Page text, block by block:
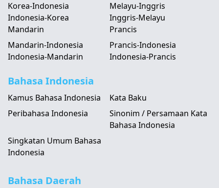
Korea-Indonesia
Indonesia-Korea
Melayu-Inggris
Inggris-Melayu
Mandarin
Mandarin-Indonesia
Indonesia-Mandarin
Prancis
Prancis-Indonesia
Indonesia-Prancis
Bahasa Indonesia
Kamus Bahasa Indonesia
Kata Baku
Peribahasa Indonesia
Sinonim / Persamaan Kata
Bahasa Indonesia
Singkatan Umum Bahasa
Indonesia
Bahasa Daerah